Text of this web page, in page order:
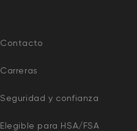
Contacto
Carreras
Seguridad y confianza
Elegible para HSA/FSA